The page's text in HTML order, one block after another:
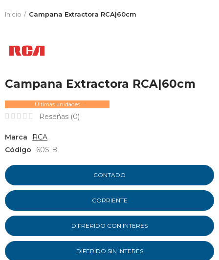
Inicio Campana Extractora RCA|60cm
Campana Extractora RCA|60cm
Últimas unidades
Reseñas (0)
Marca
RCA
Código
60S-B
CONTADO
CORRIENTE
DIFRERIDO CON INTERES
DIFERIDO SIN INTERES